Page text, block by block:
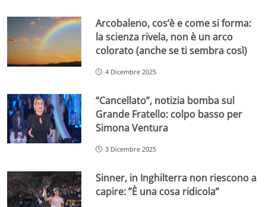
Arcobaleno, cos’è e come si forma:
la scienza rivela, non è un arco
colorato (anche se ti sembra così)
4 Dicembre 2025
“Cancellato”, notizia bomba sul
Grande Fratello: colpo basso per
Simona Ventura
3 Dicembre 2025
Sinner, in Inghilterra non riescono a
capire: ”È una cosa ridicola”